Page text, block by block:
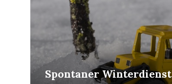
Spontaner Winterdienst